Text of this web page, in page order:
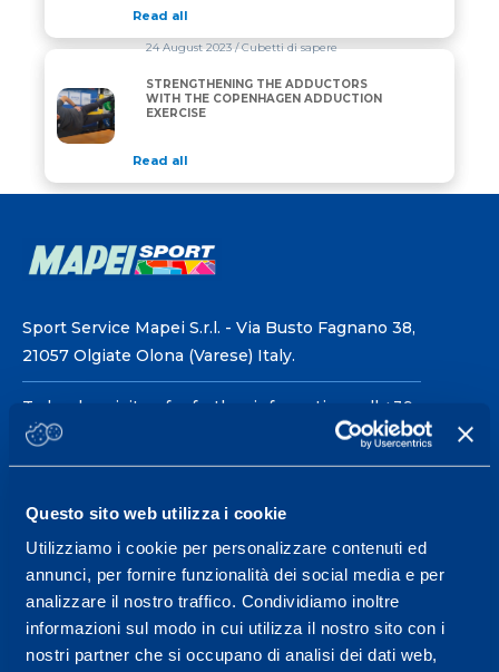
Questo sito web utilizza i cookie
Utilizziamo i cookie per personalizzare contenuti ed
annunci, per fornire funzionalità dei social media e per
analizzare il nostro traffico. Condividiamo inoltre
informazioni sul modo in cui utilizza il nostro sito con i
nostri partner che si occupano di analisi dei dati web,
Read all
STRENGTHENING THE ADDUCTORS WITH THE
24 August 2023/ Cubetti di sapere
STRENGTHENING THE ADDUCTORS
WITH THE COPENHAGEN ADDUCTION
EXERCISE
Read all
Sport Service Mapei S.r.l. - Via Busto Fagnano 38,
21057 Olgiate Olona (Varese) Italy.
To book a visit or for further information call +39
0331 575757, Monday to Friday 9.30-12.30 and
14.30-17.30.
RECEPTION OPENING HOURS
From Monday to Friday
08.30 - 18.30